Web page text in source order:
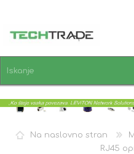
PRIJAVA
Na naslovno stran
RJ45